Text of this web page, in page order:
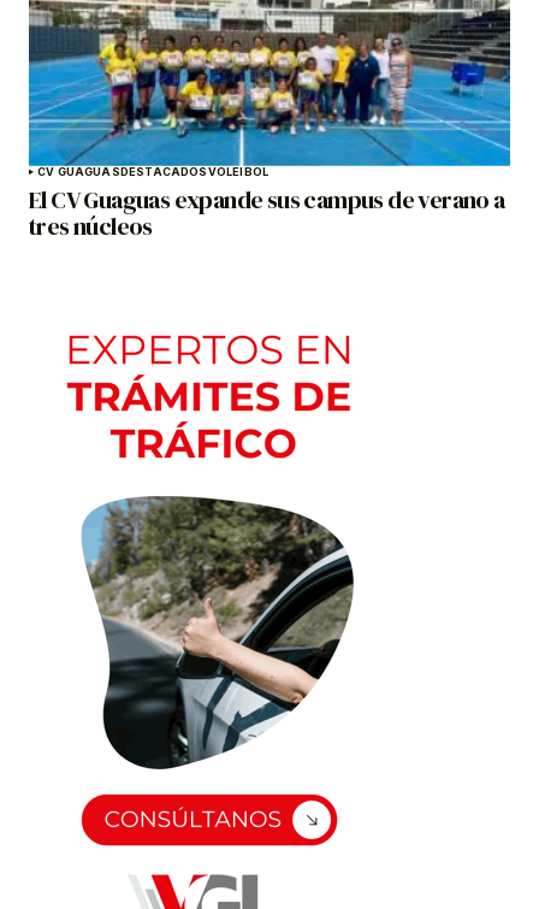
CV GUAGUASDESTACADOSVOLEIBOL
El CV Guaguas expande sus campus de verano a
tres núcleos